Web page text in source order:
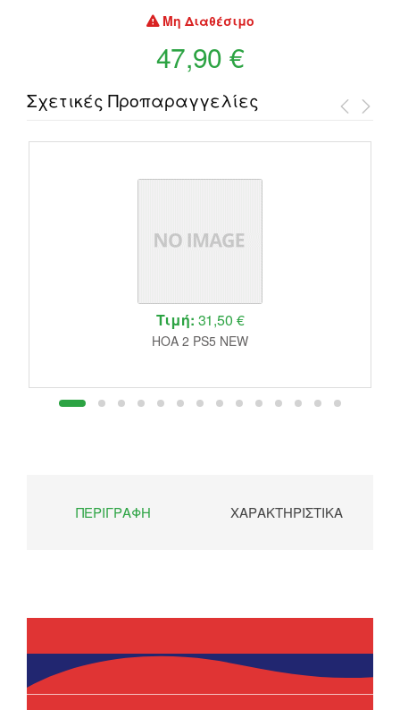
Μη Διαθέσιμο
47,90 €
Σχετικές Προπαραγγελίες
Τιμή: 31,50 €
HOA 2 PS5 NEW
ΠΕΡΙΓΡΑΦΉ ΧΑΡΑΚΤΗΡΙΣΤΙΚΆ